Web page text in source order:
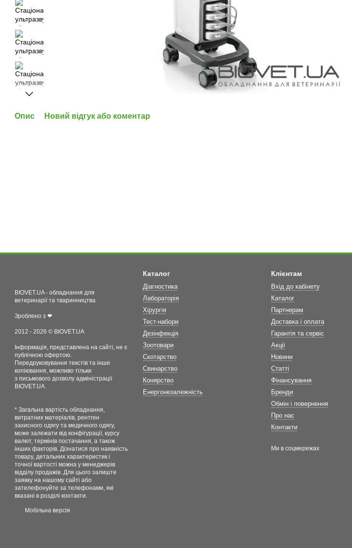
Опис Новий відгук або коментар
BIOVET.UA - обладнання для
ветеринарії та тваринництва
Зроблено з ❤
2012 - 2026 © BIOVET.UA
Інформація, представлена на сайті, не є
публічною офертою.
Передруковування текстів та інше
копіювання, можливо тільки
з письмового дозволу адміністрації
BIOVET.UA.
* Загальна вартість обладнання,
витратних матеріалів, рентген
захисного одягу та медичного одягу,
може залежати від конфігурації, курсу
валют, термінів постачання, а також
інших факторів. Дізнатися про наявність
товару, детальних характеристик і
точної вартості можна у менеджерів
відділу продажів. Для цього залиште
заявку на нашому сайті або
зателефонуйте за телефонами, які
вказані в розділі контакти.
Мобільна версія
Каталог
Діагностика
Лабораторія
Хірургія
Тест-набори
Дезінфекція
Зоотовари
Скотарство
Свинарство
Конярство
Енергонезалежність
Клієнтам
Вхід до кабінету
Каталог
Партнерам
Доставка і оплата
Гарантія та сервіс
Акції
Новини
Статті
Фінансування
Бренди
Обмін і повернення
Про нас
Контакти
Ми в соцмережах